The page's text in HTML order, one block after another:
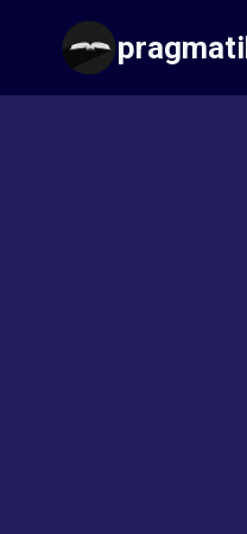
содержимому